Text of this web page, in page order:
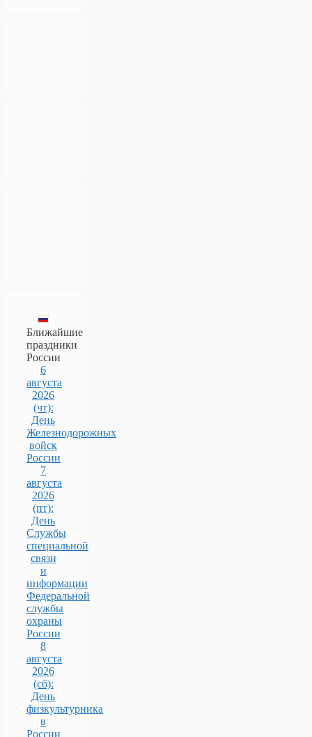
Ближайшие
праздники
России
6
августа
2026
(чт):
День
Железнодорожных
войск
России
7
августа
2026
(пт):
День
Службы
специальной
связи
и
информации
Федеральной
службы
охраны
России
8
августа
2026
(сб):
День
физкультурника
в
России